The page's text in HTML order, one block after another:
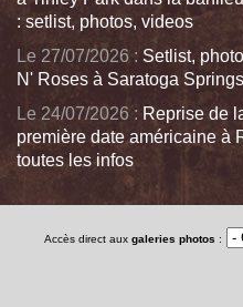
: setlist, photos, videos
Le 27/07/2026 : Setlist,
N' Roses à Saratoga Springs
Le 24/07/2026 : Reprise de
première date américaine à
toutes les infos
Accès direct auxgaleries photos :